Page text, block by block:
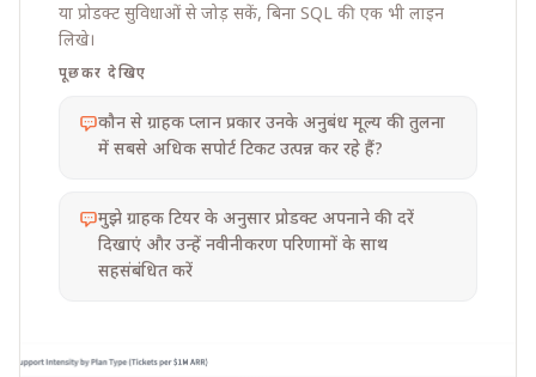
या प्रोडक्ट सुविधाओं से जोड़ सकें, बिना SQL की एक भी लाइन
लिखे।
पूछकर देखिए
कौन से ग्राहक प्लान प्रकार उनके अनुबंध मूल्य की तुलना
में सबसे अधिक सपोर्ट टिकट उत्पन्न कर रहे हैं?
मुझे ग्राहक टियर के अनुसार प्रोडक्ट अपनाने की दरें
दिखाएं और उन्हें नवीनीकरण परिणामों के साथ
सहसंबंधित करें